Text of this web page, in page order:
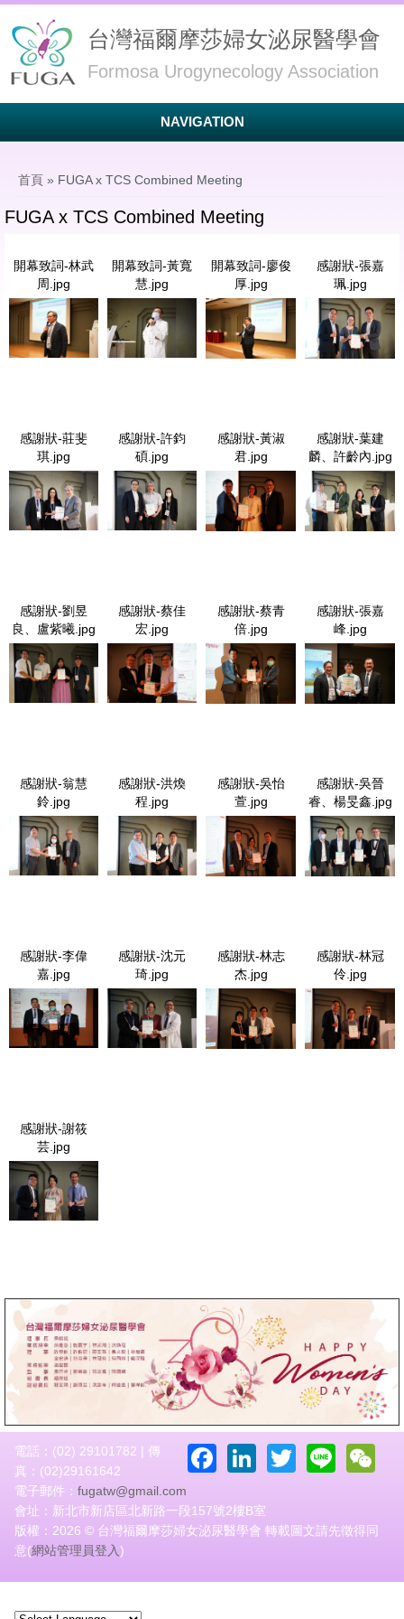
台灣福爾摩莎婦女泌尿醫學會
Formosa Urogynecology Association
NAVIGATION
首頁 » FUGA x TCS Combined Meeting
FUGA x TCS Combined Meeting
開幕致詞-林武
周.jpg
開幕致詞-林武周.jpg
開幕致詞-黃寬
慧.jpg
開幕致詞-黃寬慧.jpg
開幕致詞-廖俊
厚.jpg
開幕致詞-廖俊厚.jpg
感謝狀-張嘉
珮.jpg
感謝狀-張嘉
珮.jpg
感謝狀-莊斐
琪.jpg
感謝狀-莊斐琪.jpg
感謝狀-許鈞
碩.jpg
感謝狀-許鈞碩.jpg
感謝狀-黃淑
君.jpg
感謝狀-黃淑君.jpg
感謝狀-葉建
麟、許齡內.jpg
感謝狀-葉建麟、
許齡內.jpg
感謝狀-劉昱
良、盧紫曦.jpg
感謝狀-劉昱良、盧紫曦.jpg
感謝狀-蔡佳
宏.jpg
感謝狀-蔡佳宏.jpg
感謝狀-蔡青
倍.jpg
感謝狀-蔡青倍.jpg
感謝狀-張嘉
峰.jpg
感謝狀-張嘉
峰.jpg
感謝狀-翁慧
鈴.jpg
感謝狀-翁慧鈴.jpg
感謝狀-洪煥
程.jpg
感謝狀-洪煥程.jpg
感謝狀-吳怡
萱.jpg
感謝狀-吳怡萱.jpg
感謝狀-吳晉
睿、楊旻鑫.jpg
感謝狀-吳晉睿、
楊旻鑫.jpg
感謝狀-李偉
嘉.jpg
感謝狀-李偉嘉.jpg
感謝狀-沈元
琦.jpg
感謝狀-沈元琦.jpg
感謝狀-林志
杰.jpg
感謝狀-林志杰.jpg
感謝狀-林冠
伶.jpg
感謝狀-林冠
伶.jpg
感謝狀-謝筱
芸.jpg
感謝狀-謝筱芸.jpg
Facebook
LinkedIn
Twitter
Line
電話：(02) 29101782 | 傳
真：(02)29161642
電子郵件： fugatw@gmail.com
會址：新北市新店區北新路一段157號2樓B室
版權：2026 © 台灣福爾摩莎婦女泌尿醫學會 轉載圖文請先徵得同
意(網站管理員登入)